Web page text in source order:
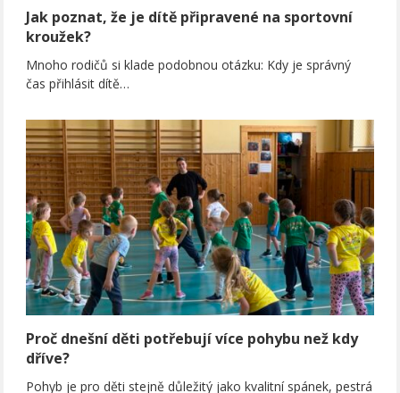
Jak poznat, že je dítě připravené na sportovní
kroužek?
Mnoho rodičů si klade podobnou otázku: Kdy je správný
čas přihlásit dítě…
Proč dnešní děti potřebují více pohybu než kdy
dříve?
Pohyb je pro děti stejně důležitý jako kvalitní spánek, pestrá